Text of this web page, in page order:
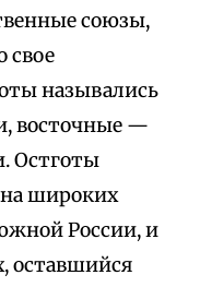
союзы,
свое
назывались
восточные —
Остготы
на широких
России, и
оставшийся